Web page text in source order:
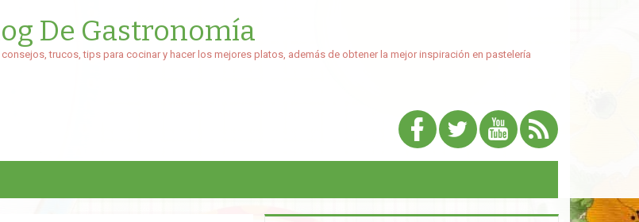
De Gastronomía
trucos, tips para cocinar y hacer los mejores platos, además de obtener la mejor inspiración en pastelería